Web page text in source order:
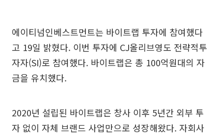
에이티넘인베스트먼트는 바이트랩 투자에 참여했다
고 19일 밝혔다. 이번 투자에 CJ올리브영도 전략적투
자자(SI)로 참여했다. 바이트랩은 총 100억원대의 자
금을 유치했다.
2020년 설립된 바이트랩은 창사 이후 5년간 외부 투
자 없이 자체 브랜드 사업만으로 성장해왔다. 자회사